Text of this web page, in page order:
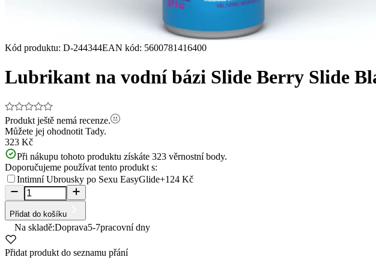
Kód produktu: D-244344EAN kód: 5600781416400
Lubrikant na vodní bázi Slide Berry Slide
Produkt ještě nemá recenze.
Můžete jej ohodnotit Tady.
323 Kč
Při nákupu tohoto produktu získáte 323 věrnostní body.
Doporučujeme používat tento produkt s:
Intimní Ubrousky po Sexu EasyGlide+124 Kč
Přidat do košíku
Na skladě:Doprava5-7pracovní dny
Přidat produkt do seznamu přání